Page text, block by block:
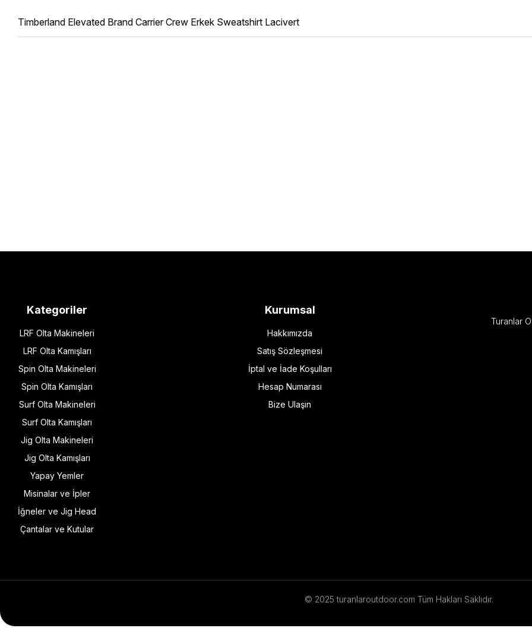
Timberland Elevated Brand Carrier Crew Erkek Sweatshirt Lacivert
Kategoriler
LRF Olta Makineleri
LRF Olta Kamışları
Spin Olta Makineleri
Spin Olta Kamışları
Surf Olta Makineleri
Surf Olta Kamışları
Jig Olta Makineleri
Jig Olta Kamışları
Yapay Yemler
Misinalar ve İpler
İğneler ve Jig Head
Çantalar ve Kutular
Kurumsal
Hakkımızda
Satış Sözleşmesi
İptal ve İade Koşulları
Hesap Numarası
Bize Ulaşın
Turanlar
© 2025 turanlaroutdoor.com Tüm Hakları Saklıdır.